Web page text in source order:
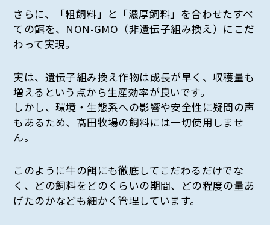
さらに、「粗飼料」と「濃厚飼料」を合わせたすべ
ての餌を、NON-GMO（非遺伝子組み換え）にこだ
わって実現。
実は、遺伝子組み換え作物は成長が早く、収穫量も
増えるという点から生産効率が良いです。
しかし、環境・生態系への影響や安全性に疑問の声
もあるため、髙田牧場の飼料には一切使用しませ
ん。
このように牛の餌にも徹底してこだわるだけでな
く、どの飼料をどのくらいの期間、どの程度の量あ
げたのかなども細かく管理しています。